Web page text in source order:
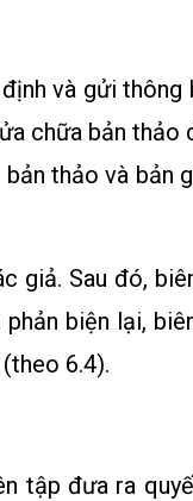
và gửi
chữa bản thảo
thảo và bản
giả. Sau đó,
biện lại,
6.4).
tập đưa ra